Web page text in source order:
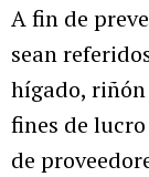
A fin de
sean
hígado,
fines de lucro
de